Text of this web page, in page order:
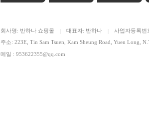
회사명: 반하나 쇼핑몰 대표자: 반하나
사업자등록
주소: 223E, Tin Sam Tsuen, Kam Sheung Road, Yuen Long,
메일 : 953622355@qq.com